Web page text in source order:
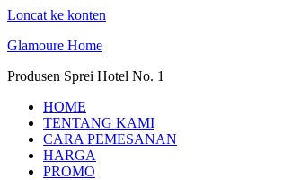
Loncat ke konten
Glamoure Home
Produsen Sprei Hotel No. 1
HOME
TENTANG KAMI
CARA PEMESANAN
HARGA
PROMO